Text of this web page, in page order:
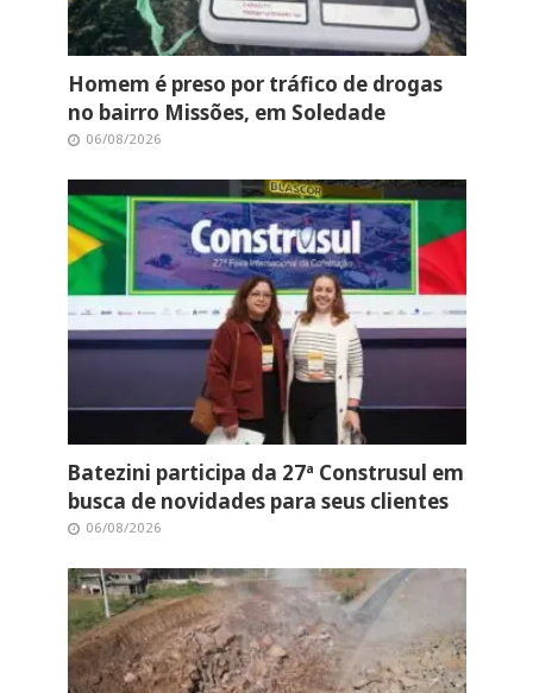
Homem é preso por tráfico de drogas
no bairro Missões, em Soledade
06/08/2026
Batezini participa da 27ª Construsul em
busca de novidades para seus clientes
06/08/2026